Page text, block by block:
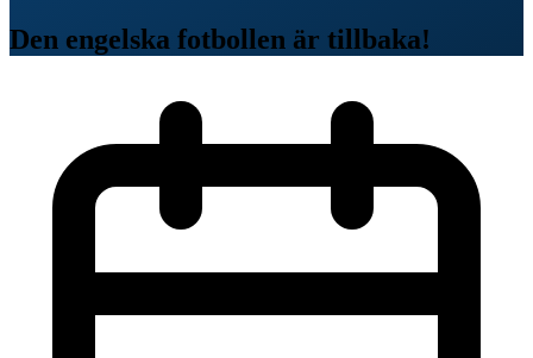
Den engelska fotbollen är tillbaka!